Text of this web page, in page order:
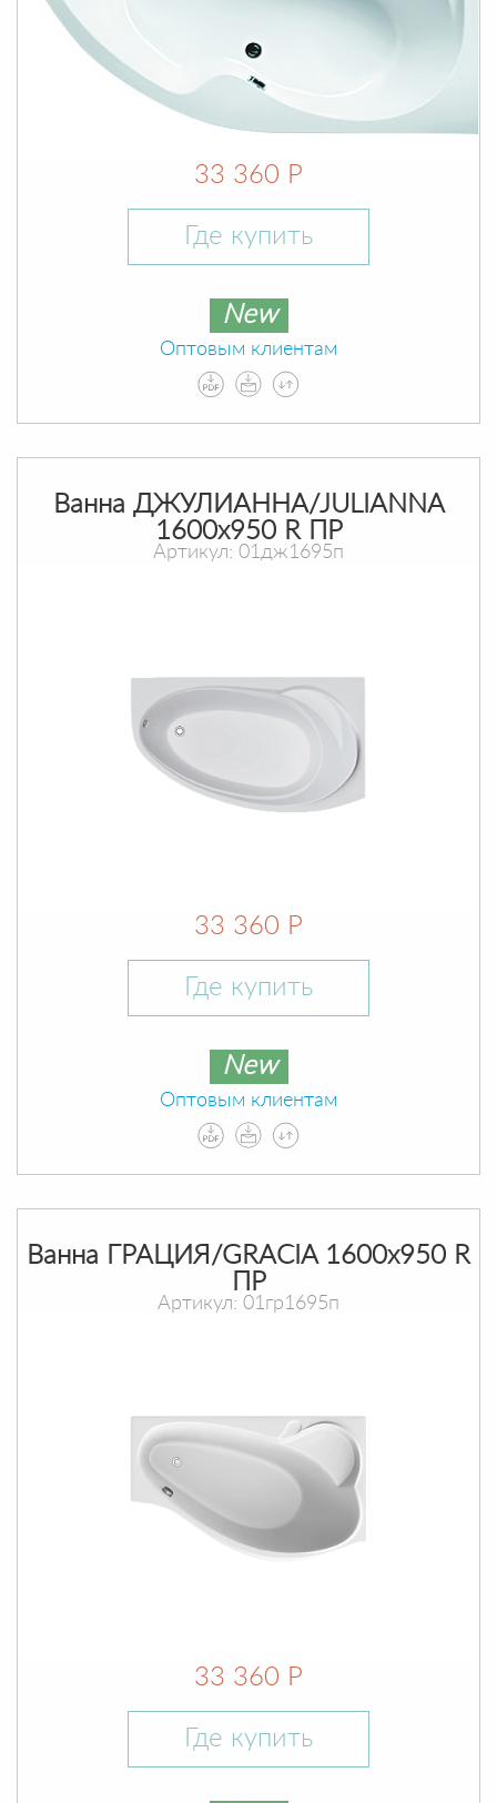
33 360 Р
Где купить
New
Оптовым клиентам
Ванна ДЖУЛИАННА/JULIANNA
1600х950 R ПР
Артикул: 01дж1695п
33 360 Р
Где купить
New
Оптовым клиентам
Ванна ГРАЦИЯ/GRACIA 1600х950 R
ПР
Артикул: 01гр1695п
33 360 Р
Где купить